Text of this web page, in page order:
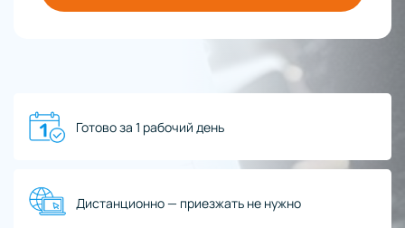
Готово за 1 рабочий день
Дистанционно — приезжать не нужно